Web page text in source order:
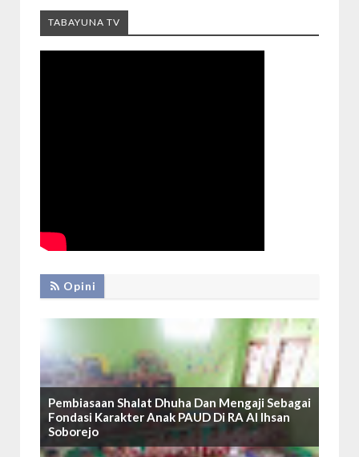
TABAYUNA TV
Opini
Pembiasaan Shalat Dhuha Dan Mengaji Sebagai
Fondasi Karakter Anak PAUD Di RA Al Ihsan
Soborejo